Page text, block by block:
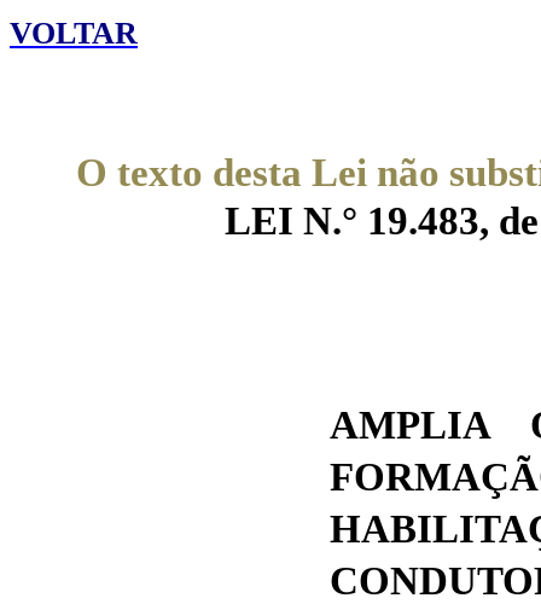
VOLTAR
O texto desta Lei não
LEI N.° 19.483,
AMPLIA